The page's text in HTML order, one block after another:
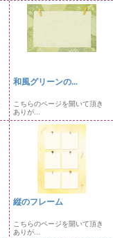
和風グリーンの...
こちらのページを開いて頂き
ありが...
縦のフレーム
こちらのページを開いて頂き
ありが...